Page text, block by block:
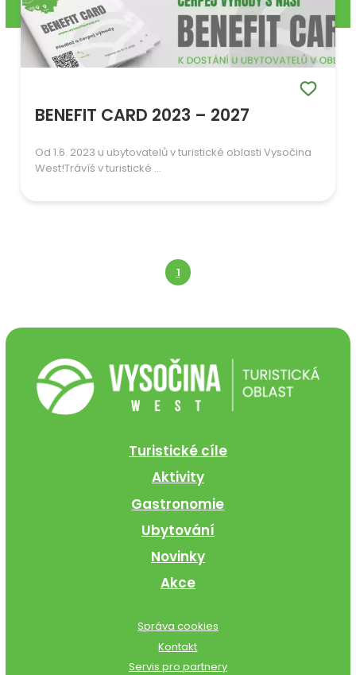
BENEFIT CARD 2023 – 2027
Od 1.6. 2023 u ubytovatelů v turistické oblasti Vysočina
West!Trávíš v turistické ...
1
Turistické cíle
Aktivity
Gastronomie
Ubytování
Novinky
Akce
Správa cookies
Kontakt
Servis pro partnery